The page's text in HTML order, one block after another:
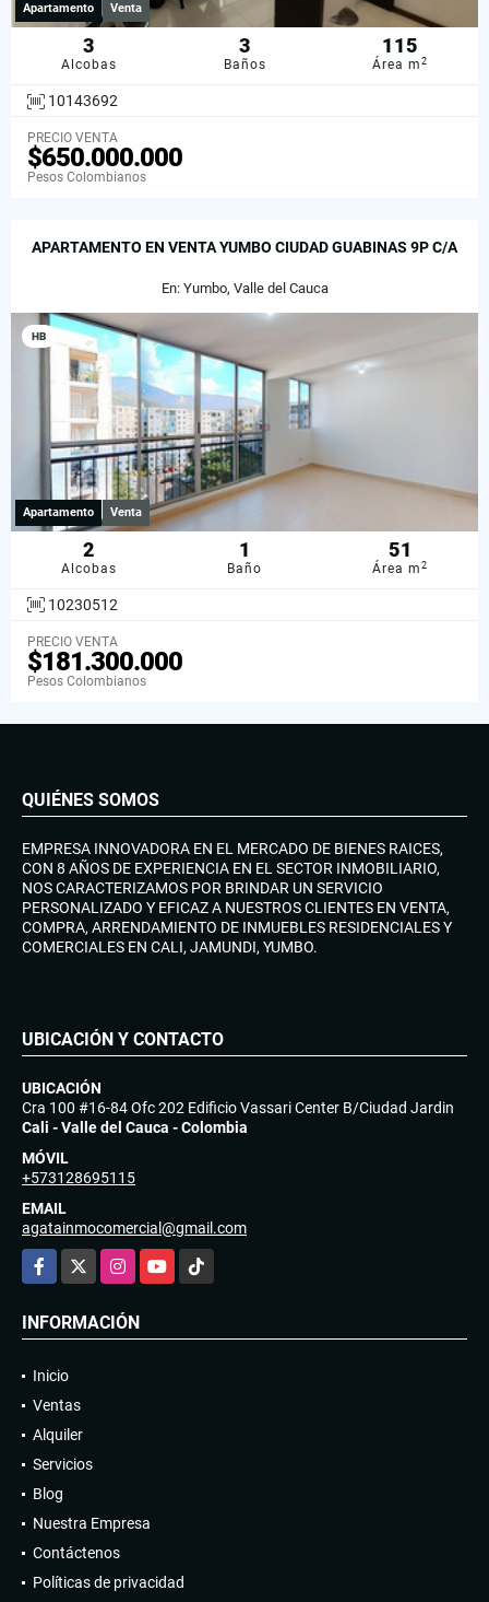
Apartamento Venta
3
Alcobas
3
Baños
115
Área m2
10143692
PRECIO VENTA
$650.000.000
Pesos Colombianos
APARTAMENTO EN VENTA YUMBO CIUDAD GUABINAS 9P C/A
En: Yumbo, Valle del Cauca
HB
Apartamento Venta
2
Alcobas
1
Baño
51
Área m2
10230512
PRECIO VENTA
$181.300.000
Pesos Colombianos
QUIÉNES SOMOS
EMPRESA INNOVADORA EN EL MERCADO DE BIENES RAICES,
CON 8 AÑOS DE EXPERIENCIA EN EL SECTOR INMOBILIARIO,
NOS CARACTERIZAMOS POR BRINDAR UN SERVICIO
PERSONALIZADO Y EFICAZ A NUESTROS CLIENTES EN VENTA,
COMPRA, ARRENDAMIENTO DE INMUEBLES RESIDENCIALES Y
COMERCIALES EN CALI, JAMUNDI, YUMBO.
UBICACIÓN Y CONTACTO
UBICACIÓN
Cra 100 #16-84 Ofc 202 Edificio Vassari Center B/Ciudad Jardin
Cali - Valle del Cauca - Colombia
MÓVIL
+573128695115
EMAIL
agatainmocomercial@gmail.com
Facebook
InstagramYouTubeTikTok
INFORMACIÓN
Inicio
Ventas
Alquiler
Servicios
Blog
Nuestra Empresa
Contáctenos
Políticas de privacidad